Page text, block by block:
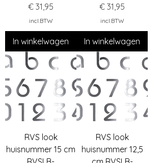
Prijs
€ 31,95
incl.BTW
In winkelwagen
Prijs
€ 31,95
incl.BTW
In winkelwagen
RVS look
huisnummer 15 cm
RVS look
huisnummer 12,5